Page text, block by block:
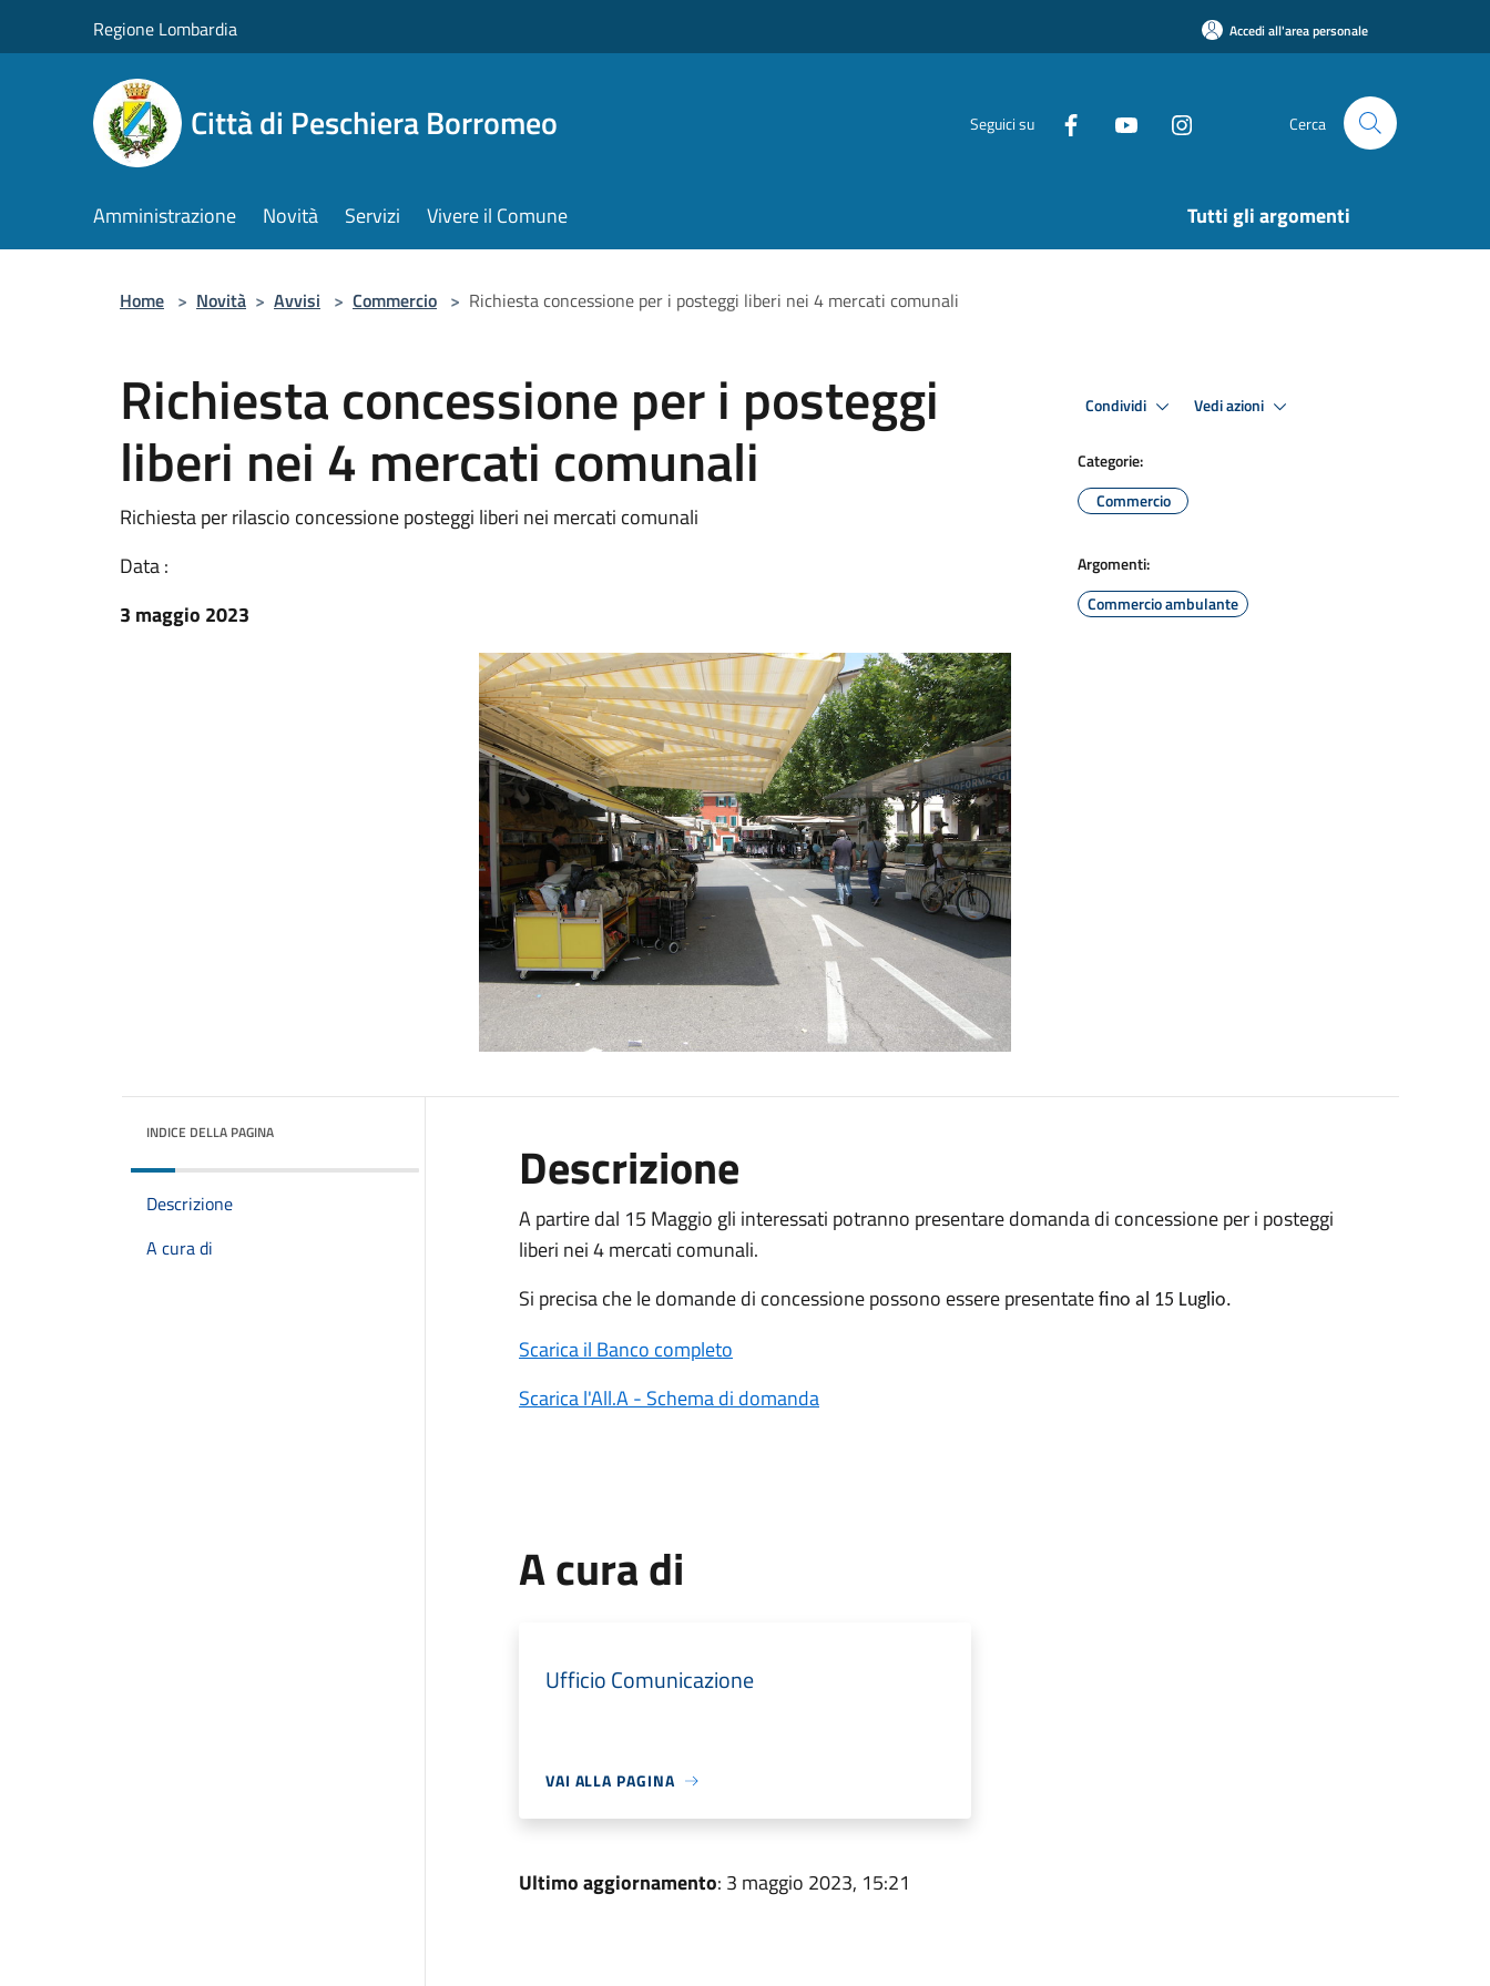
Regione Lombardia Accedi all'area personale
Città di Peschiera Borromeo Seguici su Cerca
Amministrazione Novità Servizi Vivere il Comune Tutti gli argomenti
Home > Novità > Avvisi > Commercio > Richiesta concessione per i posteggi liberi nei 4 mercati comunali
Richiesta concessione per i posteggi
liberi nei 4 mercati comunali
Richiesta per rilascio concessione posteggi liberi nei mercati comunali
Data :
3 maggio 2023
Condividi Vedi azioni
Categorie:
Commercio
Argomenti:
Commercio ambulante
INDICE DELLA PAGINA
Descrizione
A cura di
Descrizione
A partire dal 15 Maggio gli interessati potranno presentare domanda di concessione per i posteggi
liberi nei 4 mercati comunali.
Si precisa che le domande di concessione possono essere presentate fino al 15 Luglio.
Scarica il Banco completo
Scarica l'All.A - Schema di domanda
A cura di
Ufficio Comunicazione
VAI ALLA PAGINA
Ultimo aggiornamento: 3 maggio 2023, 15:21